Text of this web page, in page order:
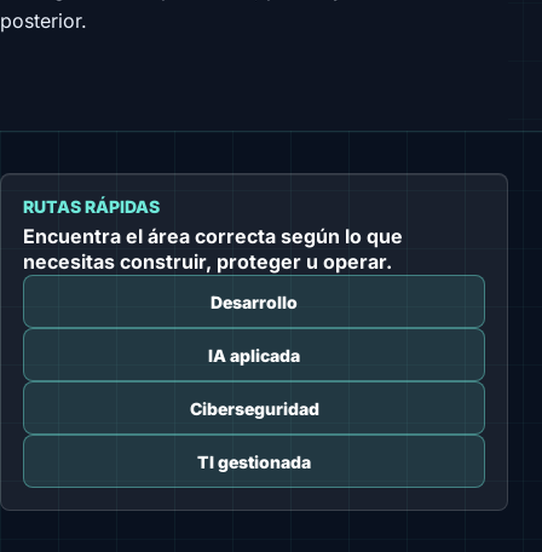
posterior.
RUTAS RÁPIDAS
Encuentra el área correcta según lo que
necesitas construir, proteger u operar.
Desarrollo
IA aplicada
Ciberseguridad
TI gestionada